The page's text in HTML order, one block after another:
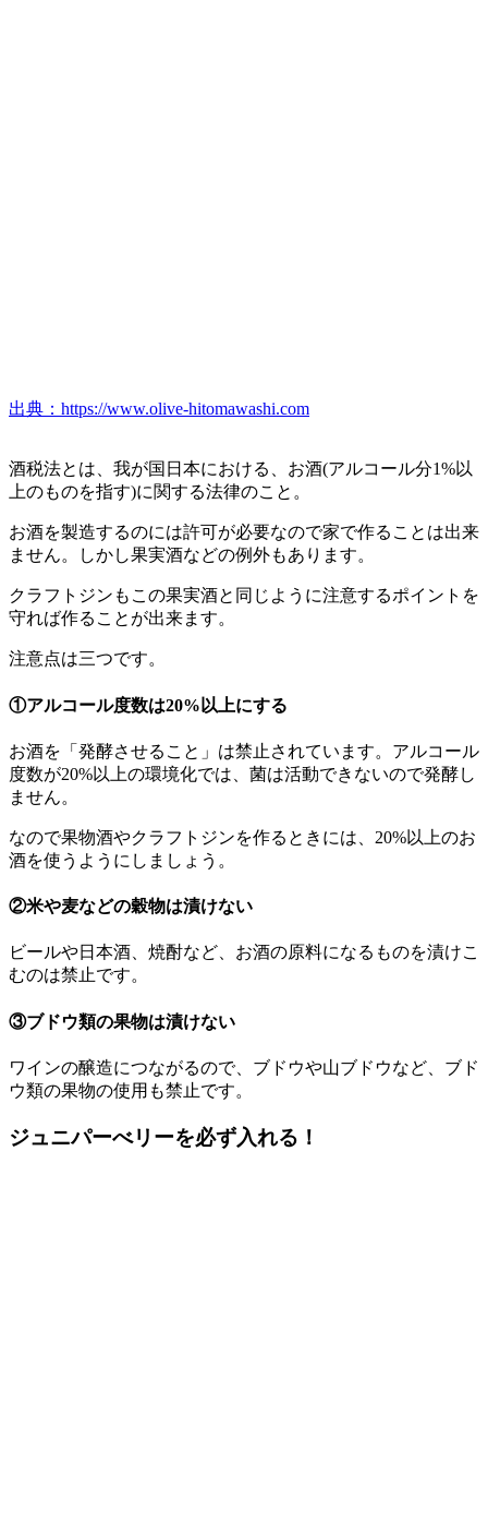
出典：https://www.olive-hitomawashi.com
酒税法とは、我が国日本における、お酒(アルコール分1%以
上のものを指す)に関する法律のこと。
お酒を製造するのには許可が必要なので家で作ることは出来
ません。しかし果実酒などの例外もあります。
クラフトジンもこの果実酒と同じように注意するポイントを
守れば作ることが出来ます。
注意点は三つです。
①アルコール度数は20%以上にする
お酒を「発酵させること」は禁止されています。アルコール
度数が20%以上の環境化では、菌は活動できないので発酵し
ません。
なので果物酒やクラフトジンを作るときには、20%以上のお
酒を使うようにしましょう。
②米や麦などの穀物は漬けない
ビールや日本酒、焼酎など、お酒の原料になるものを漬けこ
むのは禁止です。
③ブドウ類の果物は漬けない
ワインの醸造につながるので、ブドウや山ブドウなど、ブド
ウ類の果物の使用も禁止です。
ジュニパーべリーを必ず入れる！